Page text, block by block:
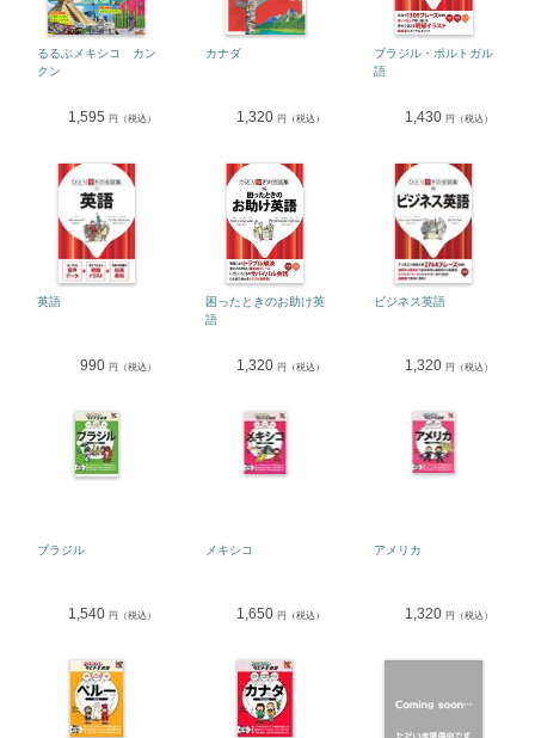
るるぶメキシコ カン
クン
1,595 円（税込）
カナダ
1,320 円（税込）
ブラジル・ポルトガル
語
1,430 円（税込）
英語
990 円（税込）
困ったときのお助け英
語
1,320 円（税込）
ビジネス英語
1,320 円（税込）
ブラジル
1,540 円（税込）
メキシコ
1,650 円（税込）
アメリカ
1,320 円（税込）